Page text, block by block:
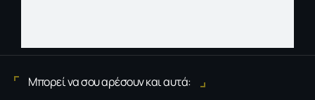
Μπορεί να σου αρέσουν και αυτά: